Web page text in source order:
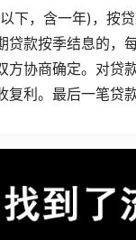
下，含一年)，按
贷款按季结息的，
方协商确定。对贷
利。最后一笔贷